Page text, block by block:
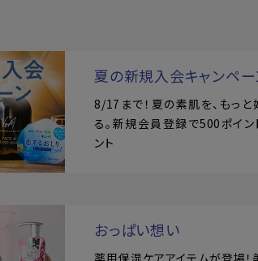
夏の新規入会キャンペー
8/17まで！夏の素肌を、もっと
る。新規会員登録で500ポイン
ント
おっぱい想い
薬用保湿ケアアイテムが登場！